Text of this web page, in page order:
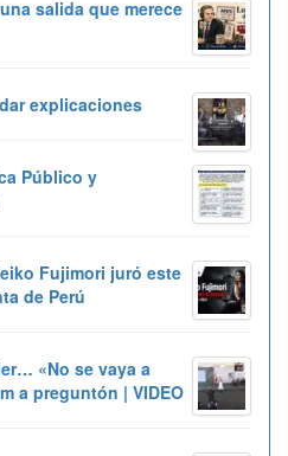
salida que merece
explicaciones
Público y
Fujimori juró este
de Perú
«No se vaya a
a preguntón | VIDEO